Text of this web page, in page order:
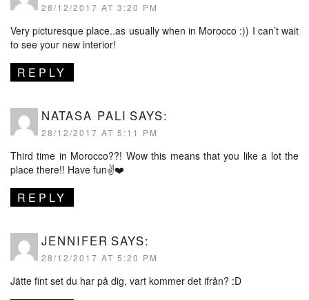
28/12/2017 AT 3:20 PM
Very picturesque place..as usually when in Morocco :)) I can’t wait
to see your new interior!
REPLY
NATASA PALI SAYS:
28/12/2017 AT 5:11 PM
Third time in Morocco??! Wow this means that you like a lot the
place there!! Have fun✌️❤️
REPLY
JENNIFER SAYS:
28/12/2017 AT 5:20 PM
Jätte fint set du har på dig, vart kommer det ifrån? :D